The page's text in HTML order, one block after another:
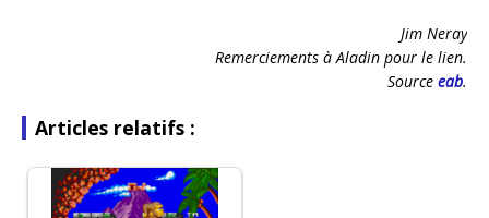
Jim Neray
Remerciements à Aladin pour le lien.
Source eab.
Articles relatifs :